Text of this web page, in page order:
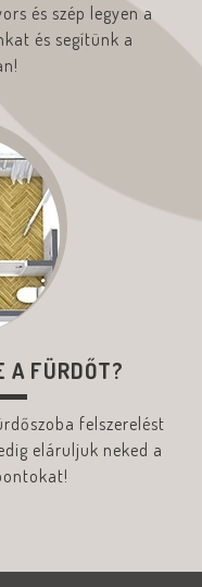
és szép legyen a
és segítünk a
A FÜRDŐT?
felszerelést
eláruljuk neked a